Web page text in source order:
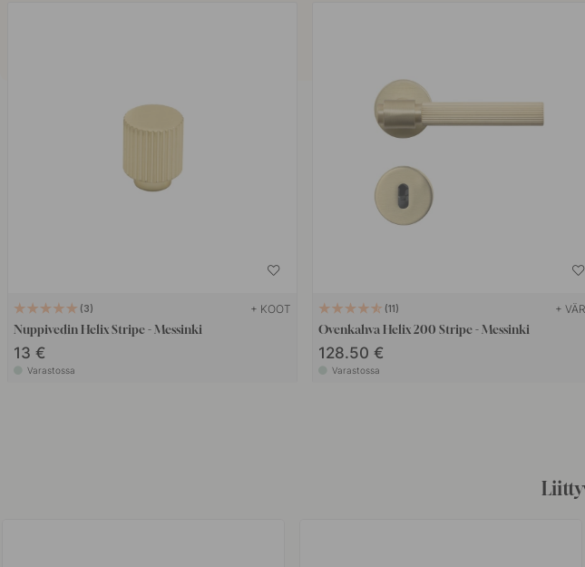
3 + KOOT
Nuppivedin Helix Stripe - Messinki
13 €
Varastossa
11 +
Ovenkahva Helix 200 Stripe - Messinki
128.50 €
Varastossa